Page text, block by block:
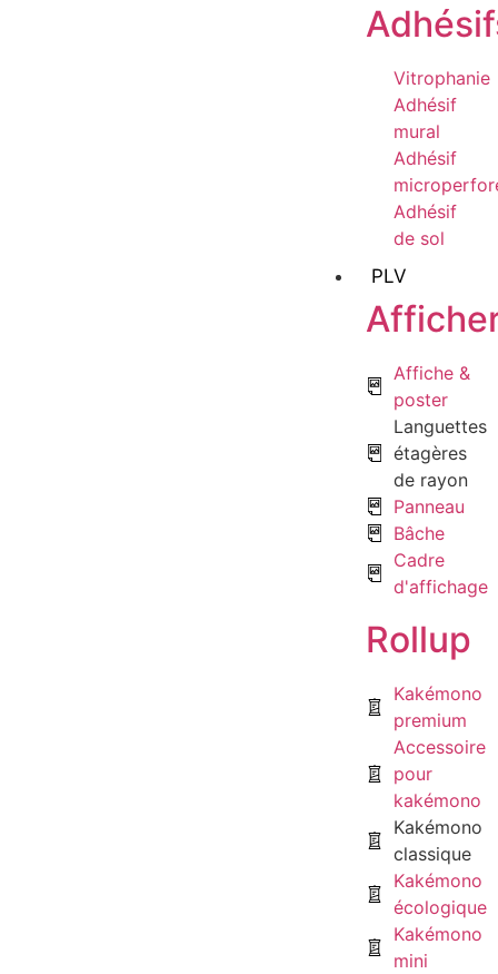
Vitrophanie
Adhésif
mural
Adhésif
Adhésif
de sol
PLV
Affiche &
poster
Languettes
étagères
de rayon
Panneau
Bâche
Cadre
d'affichage
Rollup
Kakémono
premium
Accessoire
pour
kakémono
Kakémono
classique
Kakémono
écologique
Kakémono
mini